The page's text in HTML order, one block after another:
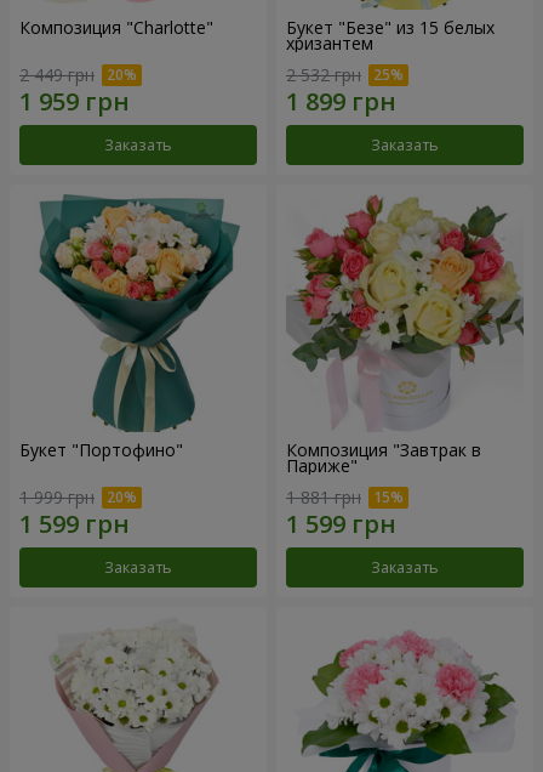
Композиция "Charlotte"
2 449 грн
Заказать
Букет "Безе" из 15 белых
хризантем
2 532 грн
Заказать
Букет "Портофино"
1 999 грн
Заказать
Композиция "Завтрак в
Париже"
1 881 грн
Заказать